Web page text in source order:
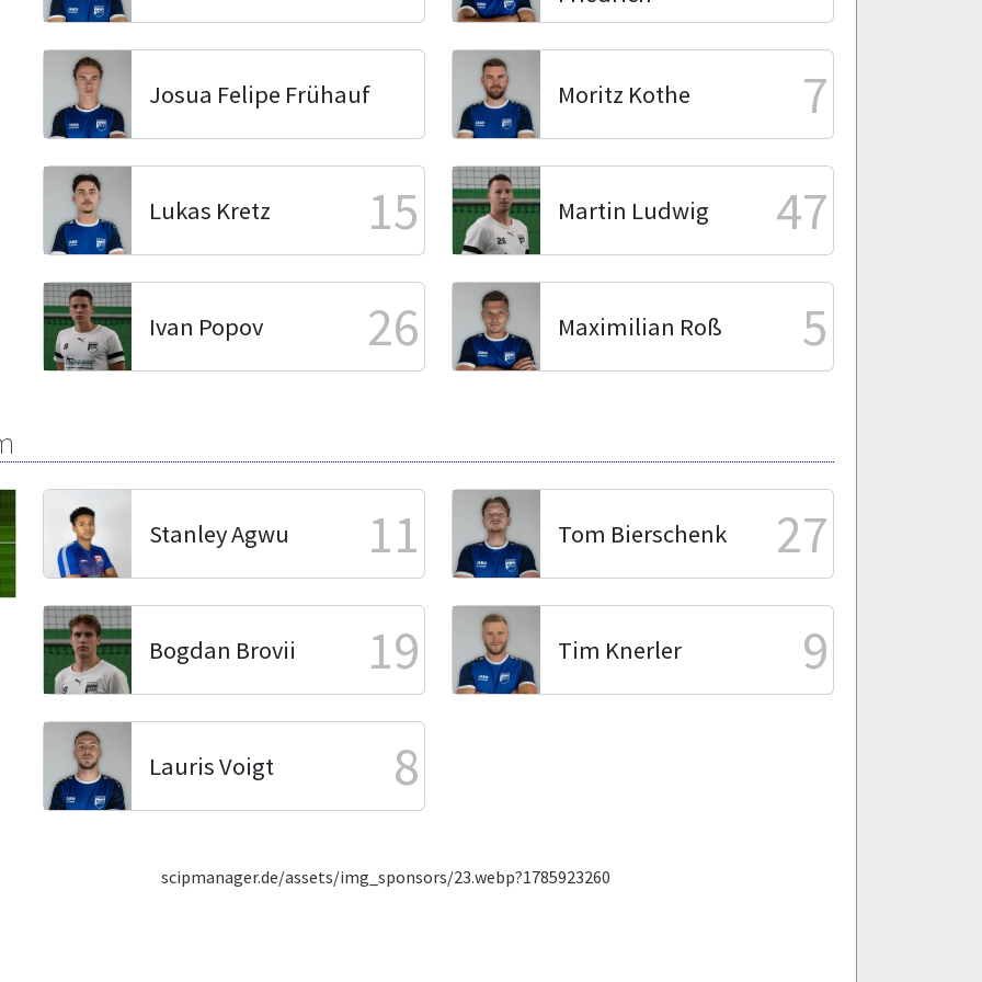
Josua Felipe Frühauf Moritz Kothe 7
Lukas Kretz 15 Martin Ludwig 47
Ivan Popov 26 Maximilian Roß 5
Stanley Agwu 11 Tom Bierschenk 27
Bogdan Brovii 19 Tim Knerler 9
Lauris Voigt 8
scipmanager.de/assets/img_sponsors/23.webp?1785923260